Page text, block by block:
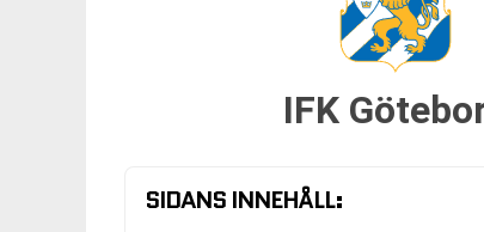
IFK
SIDANS INNEHÅLL: